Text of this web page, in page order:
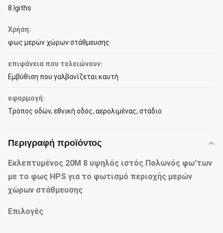
8 lgiths
Χρήση:
φως μερών χώρων στάθμευσης
επιφάνεια που τελειώνουν:
Εμβύθιση που γαλβανίζεται καυτή
εφαρμογή:
Τρόπος οδών, εθνική οδός, αερολιμένας, στάδιο
Περιγραφή προϊόντος
Εκλεπτυμένος 20M 8 υψηλός ιστός Πολωνός φω'των
με το φως HPS για το φωτισμό περιοχής μερών
χώρων στάθμευσης
Επιλογές